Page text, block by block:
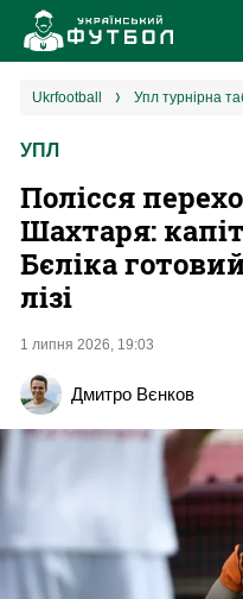
ukrfootball упл турнірна
УПЛ
Полісся
Шахтаря:
Бєліка
лізі
1 липня 2026, 19:03
Дмитро Вєнков